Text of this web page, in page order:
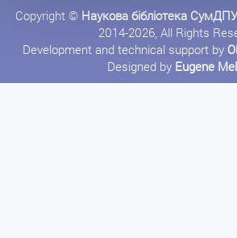
Copyright © Наукова бібліотека
2014-2026, All Rights
Development and technical support by
Designed by Eugene